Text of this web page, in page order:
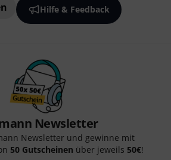
Hilfe & Feedback
Newsletter
Newsletter und gewinne mit
50 Gutscheinen über jeweils 50€!